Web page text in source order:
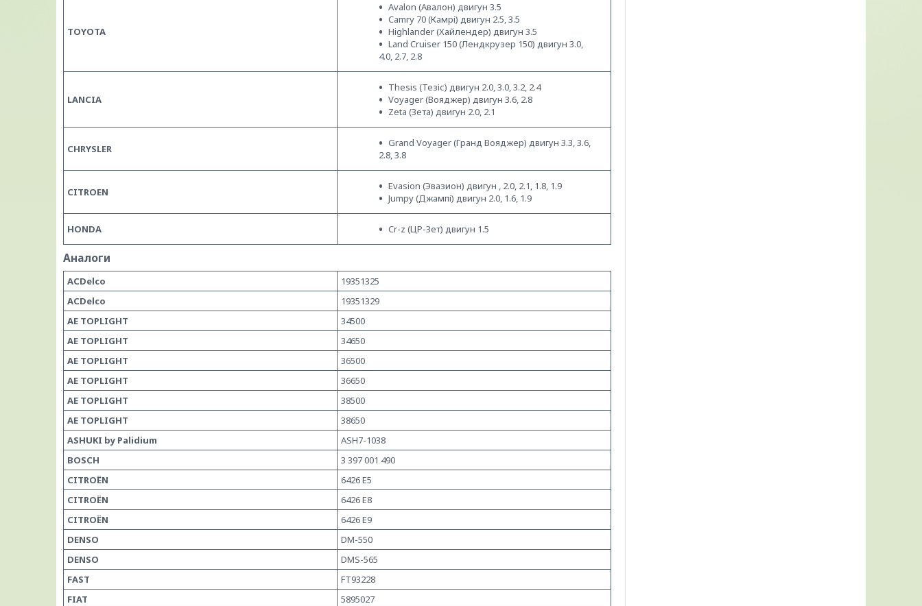
TOYOTA
Avalon (Авалон) двигун 3.5
Camry 70 (Камрі) двигун 2.5, 3.5
Highlander (Хайлендер) двигун 3.5
Land Cruiser 150 (Лендкрузер 150) двигун 3.0,
4.0, 2.7, 2.8
LANCIA
Thesis (Тезіс) двигун 2.0, 3.0, 3.2, 2.4
Voyager (Вояджер) двигун 3.6, 2.8
Zeta (Зета) двигун 2.0, 2.1
CHRYSLER
Grand Voyager (Гранд Вояджер) двигун 3.3, 3.6,
2.8, 3.8
CITROEN
Evasion (Эвазион) двигун , 2.0, 2.1, 1.8, 1.9
Jumpy (Джампі) двигун 2.0, 1.6, 1.9
HONDA Cr-z (ЦР-Зет) двигун 1.5
Аналоги
ACDelco
19351325
ACDelco
19351329
AE TOPLIGHT
34500
AE TOPLIGHT
34650
AE TOPLIGHT
36500
AE TOPLIGHT
36650
AE TOPLIGHT
38500
AE TOPLIGHT
38650
ASHUKI by Palidium
ASH7-1038
BOSCH
3 397 001 490
CITROËN
6426 E5
CITROËN
6426 E8
CITROËN
6426 E9
DENSO
DM-550
DENSO
DMS-565
FAST
FT93228
FIAT
5895027